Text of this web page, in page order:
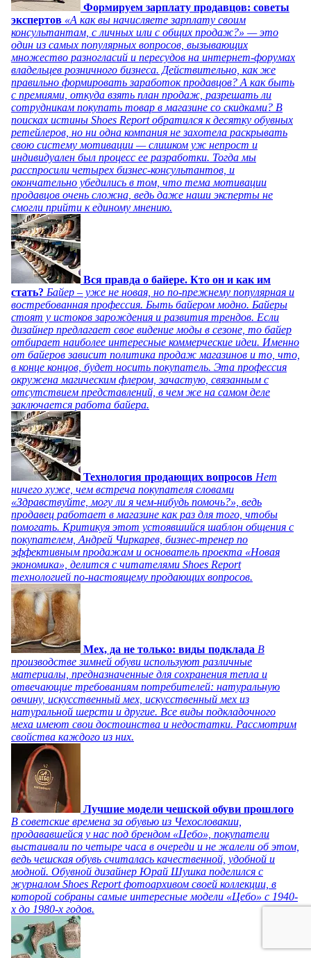
Формируем зарплату продавцов: советы
экспертов «А как вы начисляете зарплату своим
консультантам, с личных или с общих продаж?» — это
один из самых популярных вопросов, вызывающих
множество разногласий и пересудов на интернет-форумах
владельцев розничного бизнеса. Действительно, как же
правильно формировать заработок продавцов? А как быть
с премиями, откуда взять план продаж, разрешать ли
сотрудникам покупать товар в магазине со скидками? В
поисках истины Shoes Report обратился к десятку обувных
ретейлеров, но ни одна компания не захотела раскрывать
свою систему мотивации — слишком уж непрост и
индивидуален был процесс ее разработки. Тогда мы
расспросили четырех бизнес-консультантов, и
окончательно убедились в том, что тема мотивации
продавцов очень сложна, ведь даже наши эксперты не
смогли прийти к единому мнению.
Вся правда о байере. Кто он и как им
стать? Байер – уже не новая, но по-прежнему популярная и
востребованная профессия. Быть байером модно. Байеры
стоят у истоков зарождения и развития трендов. Если
дизайнер предлагает свое видение моды в сезоне, то байер
отбирает наиболее интересные коммерческие идеи. Именно
от байеров зависит политика продаж магазинов и то, что,
в конце концов, будет носить покупатель. Эта профессия
окружена магическим флером, зачастую, связанным с
отсутствием представлений, в чем же на самом деле
заключается работа байера.
Технология продающих вопросов Нет
ничего хуже, чем встреча покупателя словами
«Здравствуйте, могу ли я чем-нибудь помочь?», ведь
продавец работает в магазине как раз для того, чтобы
помогать. Критикуя этот устоявшийся шаблон общения с
покупателем, Андрей Чиркарев, бизнес-тренер по
эффективным продажам и основатель проекта «Новая
экономика», делится с читателями Shoes Report
технологией по-настоящему продающих вопросов.
Мех, да не только: виды подклада В
производстве зимней обуви используют различные
материалы, предназначенные для сохранения тепла и
отвечающие требованиям потребителей: натуральную
овчину, искусственный мех, искусственный мех из
натуральной шерсти и другие. Все виды подкладочного
меха имеют свои достоинства и недостатки. Рассмотрим
свойства каждого из них.
Лучшие модели чешской обуви прошлого
В советские времена за обувью из Чехословакии,
продававшейся у нас под брендом «Цебо», покупатели
выстаивали по четыре часа в очереди и не жалели об этом,
ведь чешская обувь считалась качественной, удобной и
модной. Обувной дизайнер Юрай Шушка поделился с
журналом Shoes Report фотоархивом своей коллекции, в
которой собраны самые интересные модели «Цебо» с 1940-
х до 1980-х годов.